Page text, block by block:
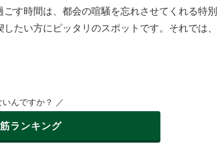
す時間は、都会の喧騒を忘れさせてくれる特別
たい方にピッタリのスポットです。それでは、
んですか？ ／
ランキング